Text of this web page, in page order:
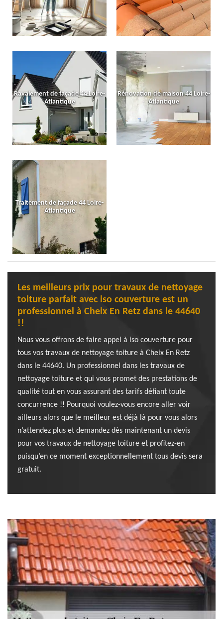
Ravalement de façade 44 Loire-
Atlantique
Rénovation de maison 44 Loire-
Atlantique
Traitement de façade 44 Loire-
Atlantique
Les meilleurs prix pour travaux de nettoyage
toiture parfait avec iso couverture est un
professionnel à Cheix En Retz dans le 44640
!!
Nous vous offrons de faire appel à iso couverture pour
tous vos travaux de nettoyage toiture à Cheix En Retz
dans le 44640. Un professionnel dans les travaux de
nettoyage toiture et qui vous promet des prestations de
qualité tout en vous assurant des tarifs défiant toute
concurrence !! Pourquoi voulez-vous encore aller voir
ailleurs alors que le meilleur est déjà là pour vous alors
n’attendez plus et demandez dès maintenant un devis
pour vos travaux de nettoyage toiture et profitez-en
puisqu’en ce moment exceptionnellement tous devis sera
gratuit.